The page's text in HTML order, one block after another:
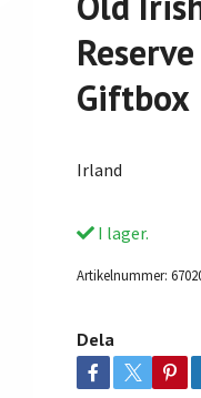
Giftbox
Irland
I lager.
Artikelnummer:
Dela